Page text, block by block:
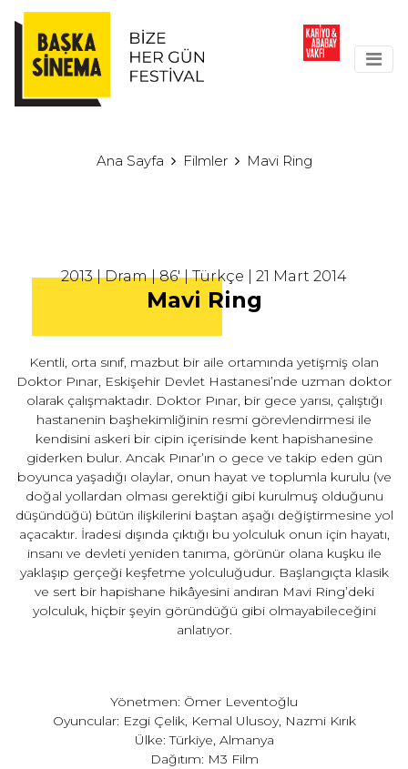
Ana Sayfa Filmler Mavi Ring
2013 | Dram | 86' | Türkçe | 21 Mart 2014
Mavi Ring
Kentli, orta sınıf, mazbut bir aile ortamında yetişmiş olan
Doktor Pınar, Eskişehir Devlet Hastanesi’nde uzman doktor
olarak çalışmaktadır. Doktor Pınar, bir gece yarısı, çalıştığı
hastanenin başhekimliğinin resmi görevlendirmesi ile
kendisini askeri bir cipin içerisinde kent hapishanesine
giderken bulur. Ancak Pınar’ın o gece ve takip eden gün
boyunca yaşadığı olaylar, onun hayat ve toplumla kurulu (ve
doğal yollardan olması gerektiği gibi kurulmuş olduğunu
düşündüğü) bütün ilişkilerini baştan aşağı değiştirmesine yol
açacaktır. İradesi dışında çıktığı bu yolculuk onun için hayatı,
insanı ve devleti yeniden tanıma, görünür olana kuşku ile
yaklaşıp gerçeği keşfetme yolculuğudur. Başlangıçta klasik
ve sert bir hapishane hikâyesini andıran Mavi Ring’deki
yolculuk, hiçbir şeyin göründüğü gibi olmayabileceğini
anlatıyor.
Yönetmen: Ömer Leventoğlu
Oyuncular: Ezgi Çelik, Kemal Ulusoy, Nazmi Kırık
Ülke: Türkiye, Almanya
Dağıtım: M3 Film